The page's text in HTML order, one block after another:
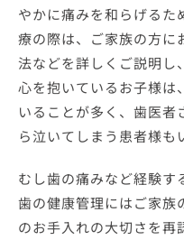
やかに痛みを和らげるた
療の際は、ご家族の方に
法などを詳しくご説明し
心を抱いているお子様は
いることが多く、歯医
ら泣いてしまう患者様も
むし歯の痛みなど経験す
歯の健康管理にはご家族
のお手入れの大切さを再